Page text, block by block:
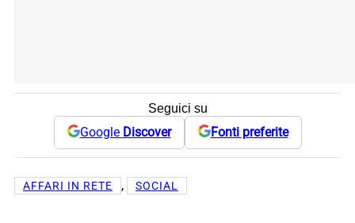
Seguici su
Google Discover Fonti preferite
AFFARI IN RETE , SOCIAL